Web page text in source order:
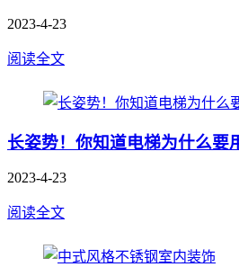
2023-4-23
阅读全文
长姿势！你知道电梯为什么要
2023-4-23
阅读全文